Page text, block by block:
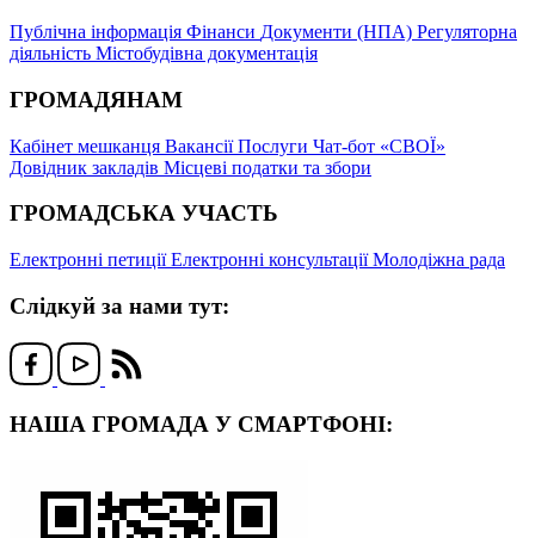
Публічна інформація Фінанси Документи (НПА) Регуляторна
діяльність Містобудівна документація
ГРОМАДЯНАМ
Кабінет мешканця ВакансіїПослуги Чат-бот «СВОЇ»
Довідник закладів Місцеві податки та збори
ГРОМАДСЬКА УЧАСТЬ
Електронні петиціїЕлектронні консультаціїМолодіжна рада
Слідкуй за нами тут:
НАША ГРОМАДА У СМАРТФОНІ: